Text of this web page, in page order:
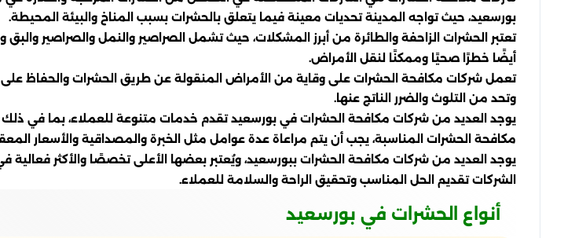
بورسعيد، حيث تواجه المدينة تحديات معينة فيما يتعلق بالحشرات بسبب المناخ والبيئة المحيطة.
تعتبر الحشرات الزاحفة والطائرة من أبرز المشكلات، حيث تشمل الصراصير والنمل والصراصير
أيضًا خطرًا صحيًا وممكنًا لنقل الأمراض.
تعمل شركات مكافحة الحشرات على وقاية من الأمراض المنقولة عن طريق الحشرات والحفاظ على
وتحد من التلوث والضرر الناتج عنها.
يوجد العديد من شركات مكافحة الحشرات في بورسعيد تقدم خدمات متنوعة للعملاء، بما في ذلك
مكافحة الحشرات المناسبة، يجب أن يتم مراعاة عدة عوامل مثل الخبرة والمصداقية والأسعار
يوجد العديد من شركات مكافحة الحشرات ببورسعيد، ويُعتبر بعضها الأعلى تخصصًا والأكثر
الشركات تقديم الحل المناسب وتحقيق الراحة والسلامة للعملاء.
أنواع الحشرات في بورسعيد